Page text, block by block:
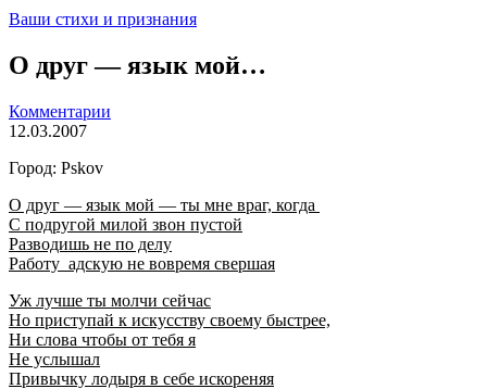
Ваши стихи и признания
О друг — язык мой…
Комментарии
12.03.2007
Город: Pskov
О друг — язык мой — ты мне враг, когда
С подругой милой звон пустой
Разводишь не по делу
Работу адскую не вовремя свершая
Уж лучше ты молчи сейчас
Но приступай к искусству своему быстрее,
Ни слова чтобы от тебя я
Не услышал
Привычку лодыря в себе искореняя